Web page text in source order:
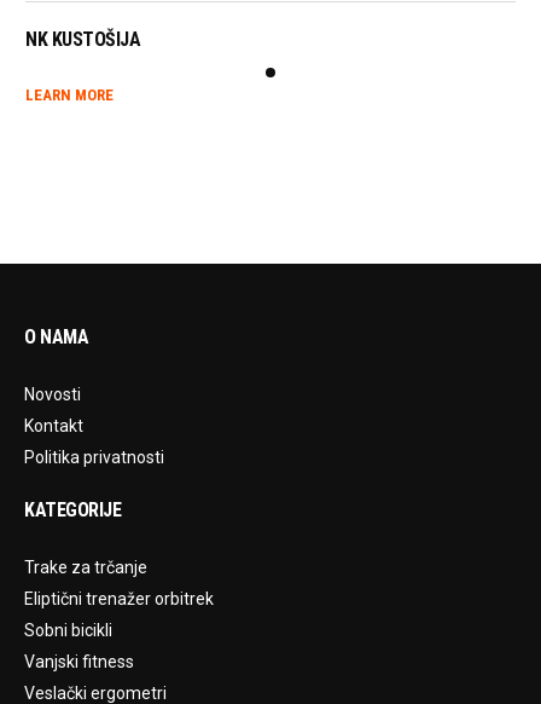
NK KUSTOŠIJA
LEARN MORE
O NAMA
Novosti
Kontakt
Politika privatnosti
KATEGORIJE
Trake za trčanje
Eliptični trenažer orbitrek
Sobni bicikli
Vanjski fitness
Veslački ergometri